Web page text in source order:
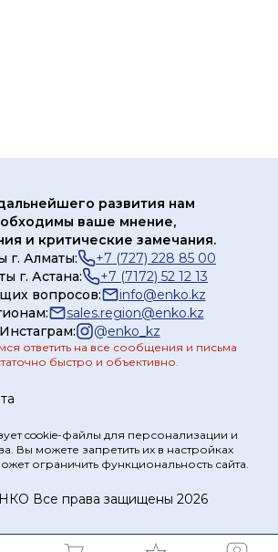
cookie-файлы для персонализации и
Вы можете запретить их в настройках
ограничить функциональность сайта.
Все права защищены 2026
развития нам
ваше мнение,
и критические замечания.
г. Алматы:
+7 (727) 228 85 00
г. Астана:
+7 (7172) 52 12 13
вопросов:
info@enko.kz
sales.region@enko.kz
Инстаграм:
@enko_kz
ответить на все сообщения и письма
быстро и объективно.